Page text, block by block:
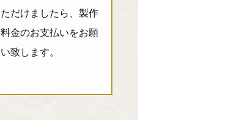
ただけましたら、製作
料金のお支払いをお願
い致します。